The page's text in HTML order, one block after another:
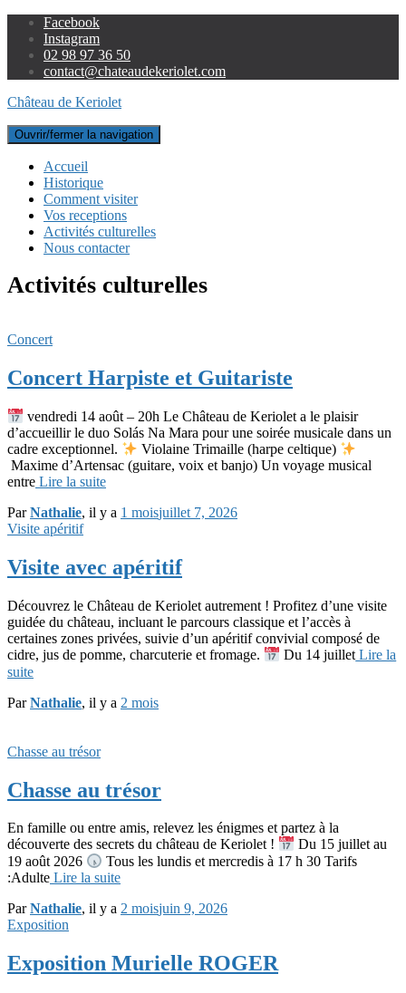
Facebook
Instagram
02 98 97 36 50
contact@chateaudekeriolet.com
Château de Keriolet
Ouvrir/fermer la navigation
Accueil
Historique
Comment visiter
Vos receptions
Activités culturelles
Nous contacter
Activités culturelles
Concert
Concert Harpiste et Guitariste
vendredi 14 août – 20h Le Château de Keriolet a le plaisir
d’accueillir le duo Solás Na Mara pour une soirée musicale dans un
cadre exceptionnel.
Violaine Trimaille (harpe celtique)
Maxime d’Artensac (guitare, voix et banjo) Un voyage musical
entre Lire la suite
ParNathalie, il y a 1 moisjuillet 7, 2026
Visite apéritif
Visite avec apéritif
Découvrez le Château de Keriolet autrement ! Profitez d’une visite
guidée du château, incluant le parcours classique et l’accès à
certaines zones privées, suivie d’un apéritif convivial composé de
cidre, jus de pomme, charcuterie et fromage.
Du 14 juilletLire la
suite
ParNathalie, il y a 2 mois
Chasse au trésor
Chasse au trésor
En famille ou entre amis, relevez les énigmes et partez à la
découverte des secrets du château de Keriolet !
Du 15 juillet au
19 août 2026
Tous les lundis et mercredis à 17 h 30 Tarifs
:Adulte Lire la suite
ParNathalie, il y a 2 moisjuin 9, 2026
Exposition
Exposition Murielle ROGER